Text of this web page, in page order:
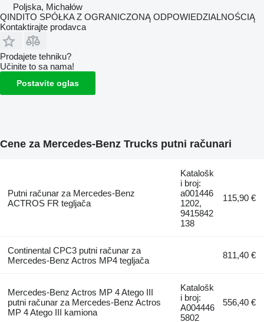
Poljska, Michałów
QINDITO SPÓŁKA Z OGRANICZONĄ ODPOWIEDZIALNOŚCIĄ
Kontaktirajte prodavca
Prodajete tehniku?
Učinite to sa nama!
Postavite oglas
Cene za Mercedes-Benz Trucks putni računari
Putni računar za Mercedes-Benz
ACTROS FR tegljača
Katalošk
i broj:
a001446
1202,
9415842
138
115,90 €
Continental CPC3 putni računar za
Mercedes-Benz Actros MP4 tegljača
811,40 €
Mercedes-Benz Actros MP 4 Atego III
putni računar za Mercedes-Benz Actros
MP 4 Atego III kamiona
Katalošk
i broj:
A004446
5802
556,40 €